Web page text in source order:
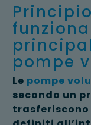
pompe
Le pompe
secondo un